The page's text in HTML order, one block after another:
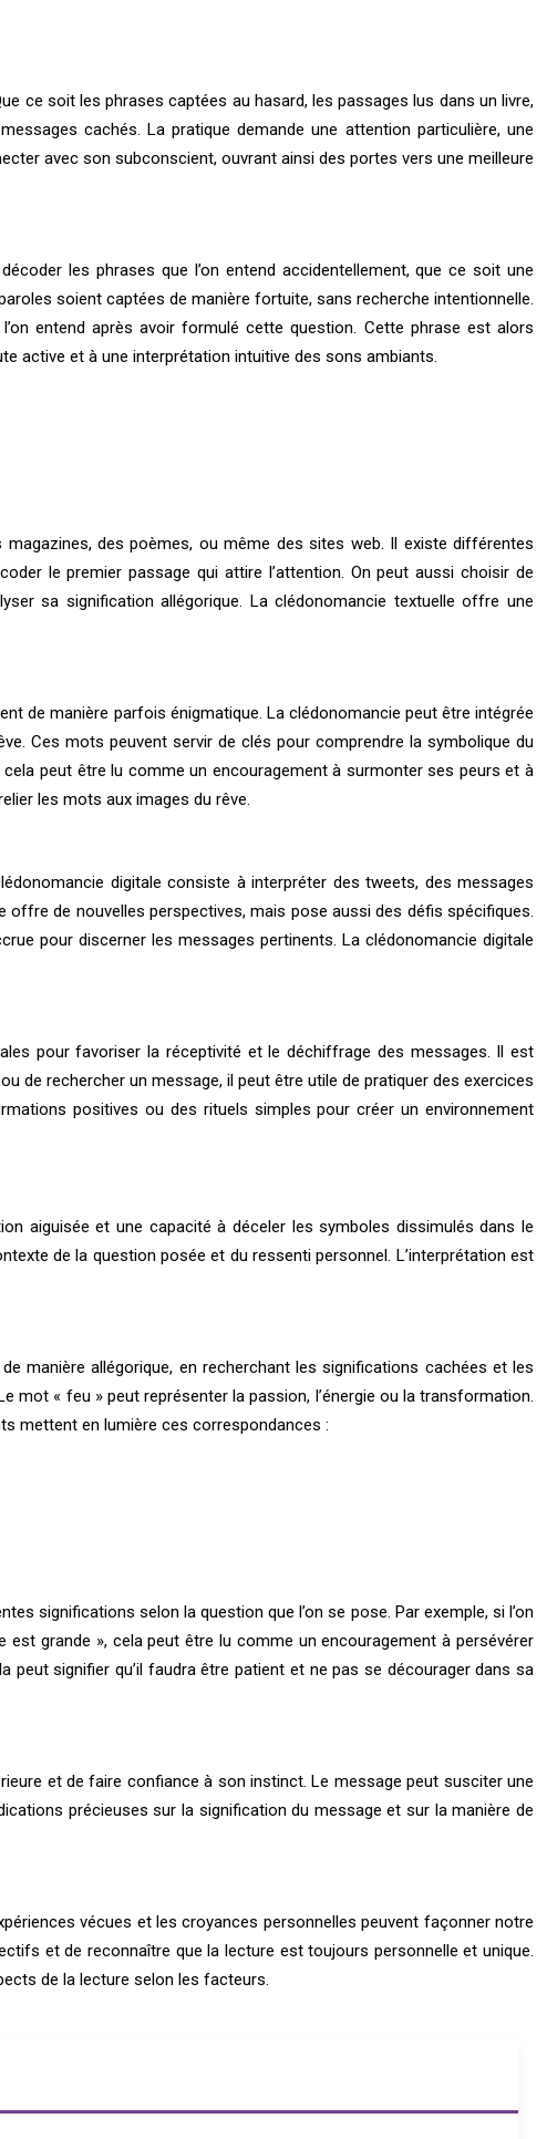
ce soit les phrases captées au hasard, les passages lus dans un livre,
cachés. La pratique demande une attention particulière, une
avec son subconscient, ouvrant ainsi des portes vers une meilleure
les phrases que l’on entend accidentellement, que ce soit une
soient captées de manière fortuite, sans recherche intentionnelle.
entend après avoir formulé cette question. Cette phrase est alors
active et à une interprétation intuitive des sons ambiants.
des poèmes, ou même des sites web. Il existe différentes
le premier passage qui attire l’attention. On peut aussi choisir de
sa signification allégorique. La clédonomancie textuelle offre une
de manière parfois énigmatique. La clédonomancie peut être intégrée
Ces mots peuvent servir de clés pour comprendre la symbolique du
peut être lu comme un encouragement à surmonter ses peurs et à
les mots aux images du rêve.
digitale consiste à interpréter des tweets, des messages
de nouvelles perspectives, mais pose aussi des défis spécifiques.
pour discerner les messages pertinents. La clédonomancie digitale
pour favoriser la réceptivité et le déchiffrage des messages. Il est
de rechercher un message, il peut être utile de pratiquer des exercices
positives ou des rituels simples pour créer un environnement
aiguisée et une capacité à déceler les symboles dissimulés dans le
de la question posée et du ressenti personnel. L’interprétation est
manière allégorique, en recherchant les significations cachées et les
mot « feu » peut représenter la passion, l’énergie ou la transformation.
mettent en lumière ces correspondances :
significations selon la question que l’on se pose. Par exemple, si l’on
grande », cela peut être lu comme un encouragement à persévérer
peut signifier qu’il faudra être patient et ne pas se décourager dans sa
et de faire confiance à son instinct. Le message peut susciter une
précieuses sur la signification du message et sur la manière de
vécues et les croyances personnelles peuvent façonner notre
et de reconnaître que la lecture est toujours personnelle et unique.
de la lecture selon les facteurs.